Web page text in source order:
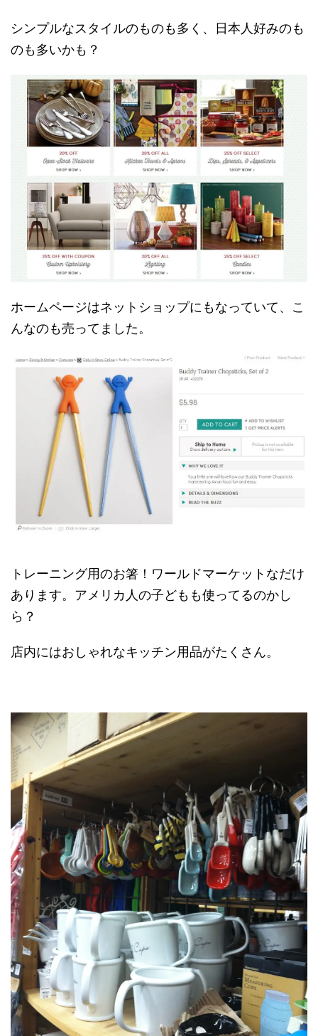
シンプルなスタイルのものも多く、日本人好みのも
のも多いかも？
ホームページはネットショップにもなっていて、こ
んなのも売ってました。
トレーニング用のお箸！ワールドマーケットなだけ
あります。アメリカ人の子どもも使ってるのかし
ら？
店内にはおしゃれなキッチン用品がたくさん。